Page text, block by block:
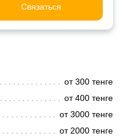
Связаться
от 300 тенге
от 400 тенге
от 3000 тенге
от 2000 тенге